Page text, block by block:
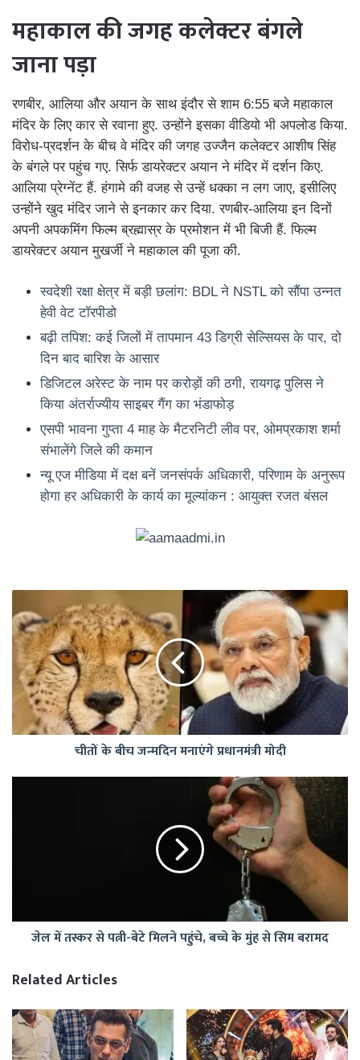
महाकाल की जगह कलेक्टर बंगले
जाना पड़ा
रणबीर, आलिया और अयान के साथ इंदौर से शाम 6:55 बजे महाकाल
मंदिर के लिए कार से रवाना हुए. उन्होंने इसका वीडियो भी अपलोड किया.
विरोध-प्रदर्शन के बीच वे मंदिर की जगह उज्जैन कलेक्टर आशीष सिंह
के बंगले पर पहुंच गए. सिर्फ डायरेक्टर अयान ने मंदिर में दर्शन किए.
आलिया प्रेग्नेंट हैं. हंगामे की वजह से उन्हें धक्का न लग जाए, इसीलिए
उन्होंने खुद मंदिर जाने से इनकार कर दिया. रणबीर-आलिया इन दिनों
अपनी अपकमिंग फिल्म ब्रह्मास्र के प्रमोशन में भी बिजी हैं. फिल्म
डायरेक्टर अयान मुखर्जी ने महाकाल की पूजा की.
स्वदेशी रक्षा क्षेत्र में बड़ी छलांग: BDL ने NSTL को सौंपा उन्नत
हेवी वेट टॉरपीडो
बढ़ी तपिश: कई जिलों में तापमान 43 डिग्री सेल्सियस के पार, दो
दिन बाद बारिश के आसार
डिजिटल अरेस्ट के नाम पर करोड़ों की ठगी, रायगढ़ पुलिस ने
किया अंतर्राज्यीय साइबर गैंग का भंडाफोड़
एसपी भावना गुप्ता 4 माह के मैटरनिटी लीव पर, ओमप्रकाश शर्मा
संभालेंगे जिले की कमान
न्यू एज मीडिया में दक्ष बनें जनसंपर्क अधिकारी, परिणाम के अनुरूप
होगा हर अधिकारी के कार्य का मूल्यांकन : आयुक्त रजत बंसल
के
बीच
जन्मदिन
मनाएंगे
प्रधानमंत्री
मोदी
चीतों के बीच जन्मदिन मनाएंगे प्रधानमंत्री मोदी
बच्चे
सिम
जेल में तस्कर से पत्नी-बेटे मिलने पहुंचे, बच्चे के मुंह से सिम बरामद
Related Articles